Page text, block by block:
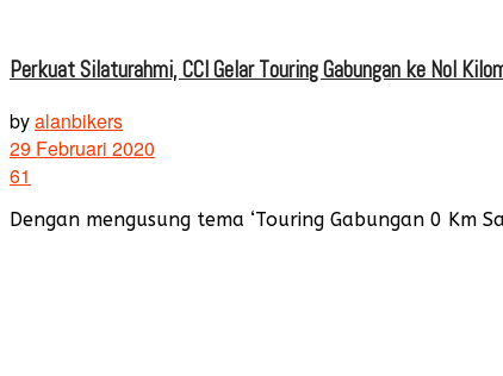
Perkuat Silaturahmi, CCI Gelar Touring Gabungan ke Nol
byalanbikers
29 Februari 2020
61
Dengan mengusung tema ‘Touring Gabungan 0 Km